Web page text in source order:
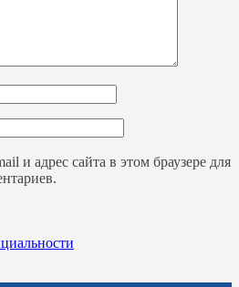
и адрес сайта в этом браузере для